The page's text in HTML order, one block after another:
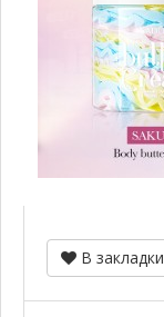
В закладки